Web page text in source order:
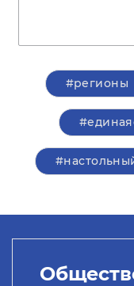
#регионы